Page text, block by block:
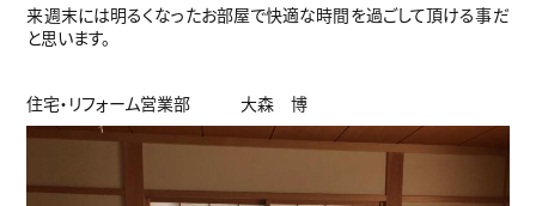
来週末には明るくなったお部屋で快適な時間を過ごして頂ける事だ
と思います。
住宅・リフォーム営業部 大森 博